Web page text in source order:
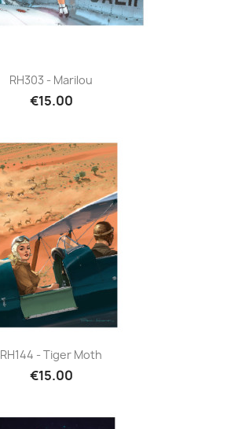
RH303 - Marilou
€15.00
RH144 - Tiger Moth
€15.00